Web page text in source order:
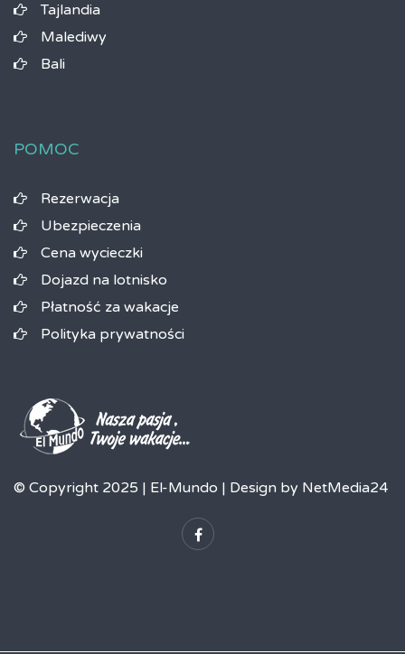
Tajlandia
Malediwy
Bali
POMOC
Rezerwacja
Ubezpieczenia
Cena wycieczki
Dojazd na lotnisko
Płatność za wakacje
Polityka prywatności
© Copyright 2025 | El-Mundo | Design by NetMedia24